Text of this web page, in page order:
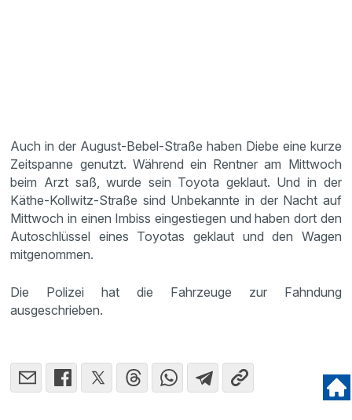
Auch in der August-Bebel-Straße haben Diebe eine kurze
Zeitspanne genutzt. Während ein Rentner am Mittwoch
beim Arzt saß, wurde sein Toyota geklaut. Und in der
Käthe-Kollwitz-Straße sind Unbekannte in der Nacht auf
Mittwoch in einen Imbiss eingestiegen und haben dort den
Autoschlüssel eines Toyotas geklaut und den Wagen
mitgenommen.
Die Polizei hat die Fahrzeuge zur Fahndung
ausgeschrieben.